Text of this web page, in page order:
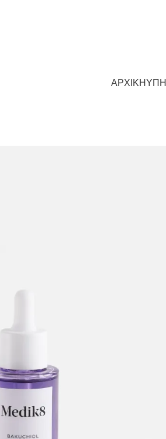
ΑΡΧΙΚΗ